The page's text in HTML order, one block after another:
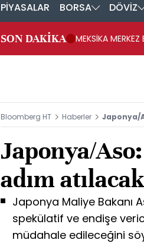
PİYASALAR BORSA DÖVİZ
SON DAKİKA MEKSİKA
Bloomberg HT Haberler Japonya/
Japonya/
adım atılacak
Japonya Maliye Bakanı
spekülatif ve endişe
müdahale edileceğini